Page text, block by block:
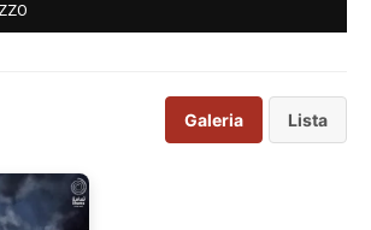
Galeria Lista